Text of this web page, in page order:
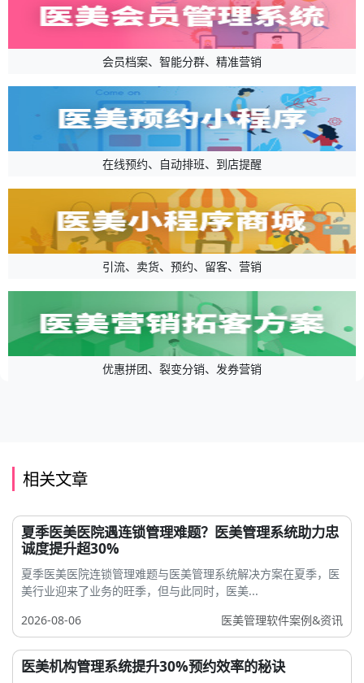
会员档案、智能分群、精准营销
在线预约、自动排班、到店提醒
引流、卖货、预约、留客、营销
优惠拼团、裂变分销、发券营销
相关文章
夏季医美医院遇连锁管理难题？医美管理系统助力忠
诚度提升超30%
夏季医美医院连锁管理难题与医美管理系统解决方案在夏季，医
美行业迎来了业务的旺季，但与此同时，医美...
2026-08-06
医美管理软件案例&资讯
医美机构管理系统提升30%预约效率的秘诀